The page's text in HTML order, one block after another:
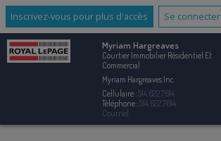
Inscrivez-vous pour plus d'accès Se connecter
Myriam Hargreaves
Courtier Immobilier Résidentiel Et
Commercial
Myriam Hargreaves Inc.
Cellulaire :514.622.7614
Téléphone :514.622.7614
Courriel